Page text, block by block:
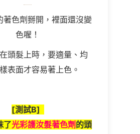
著色劑掰開，裡面還沒變
色喔！
頭髮上時，要適量、均
表面才容易著上色。
[測試B]
了光彩護汝髮著色劑 的頭